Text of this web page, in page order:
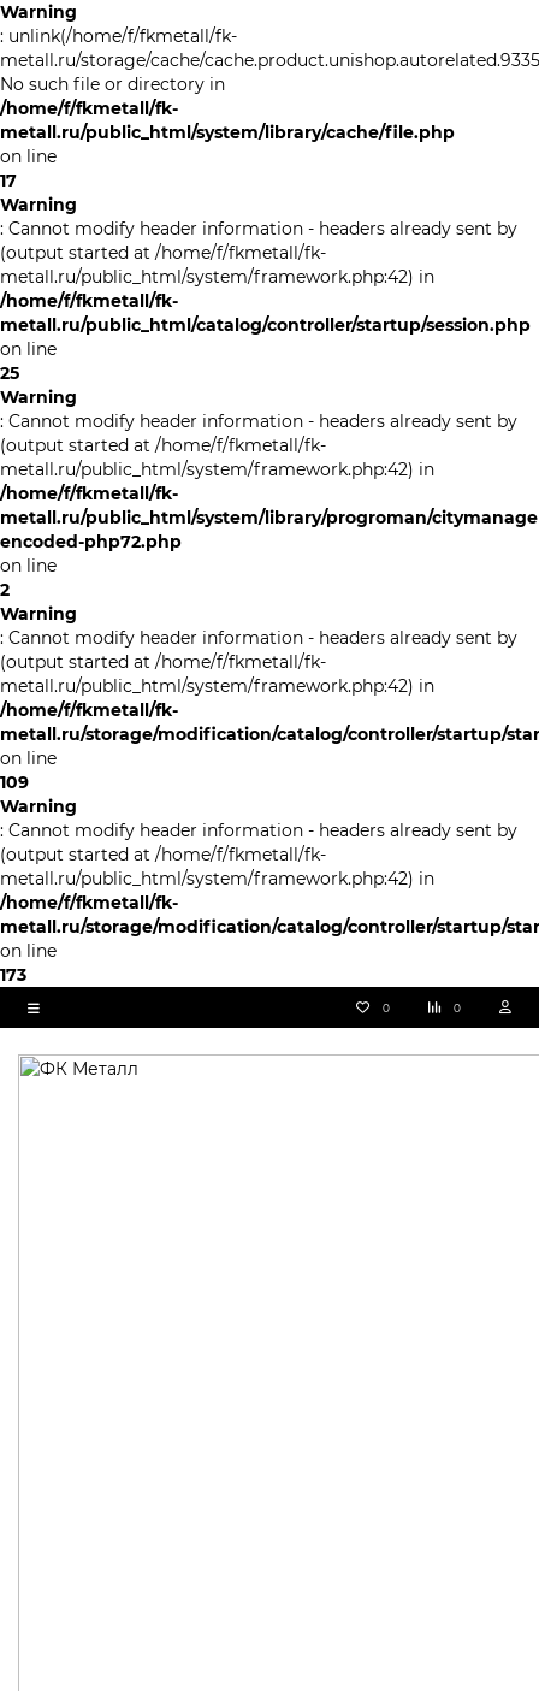
Warning
: unlink(/home/f/fkmetall/fk-
metall.ru/storage/cache/
No such file or directory in
/home/f/fkmetall/fk-
metall.ru/public_html/system/library/cache/file.php
on line
17
Warning
: Cannot modify header information - headers already sent by
(output started at /home/f/fkmetall/fk-
metall.ru/public_html/system/framework.php:42) in
/home/f/fkmetall/fk-
metall.ru/public_html/catalog/controller/startup/session.php
on line
25
Warning
: Cannot modify header information - headers already sent by
(output started at /home/f/fkmetall/fk-
metall.ru/public_html/system/framework.php:42) in
/home/f/fkmetall/fk-
metall.ru/public_html/system/library/progroman/
encoded-php72.php
on line
2
Warning
: Cannot modify header information - headers already sent by
(output started at /home/f/fkmetall/fk-
metall.ru/public_html/system/framework.php:42) in
/home/f/fkmetall/fk-
metall.ru/storage/modification/catalog/controller/startup/
on line
109
Warning
: Cannot modify header information - headers already sent by
(output started at /home/f/fkmetall/fk-
metall.ru/public_html/system/framework.php:42) in
/home/f/fkmetall/fk-
metall.ru/storage/modification/catalog/controller/startup/
on line
173
0 0